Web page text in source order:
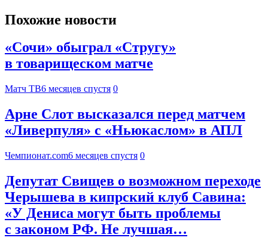
Похожие новости
«Сочи» обыграл «Стругу»
в товарищеском матче
Матч ТВ6 месяцев спустя 0
Арне Слот высказался перед матчем
«Ливерпуля» с «Ньюкаслом» в АПЛ
Чемпионат.com6 месяцев спустя 0
Депутат Свищев о возможном переходе
Черышева в кипрский клуб Савина:
«У Дениса могут быть проблемы
с законом РФ. Не лучшая…